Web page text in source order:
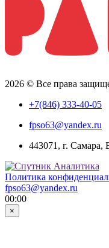
2026 © Все права
+7(846) 333-40-05
fpso63@yandex.ru
443071, г. Самара,
Политика
fpso63@yandex.ru
00:00
×